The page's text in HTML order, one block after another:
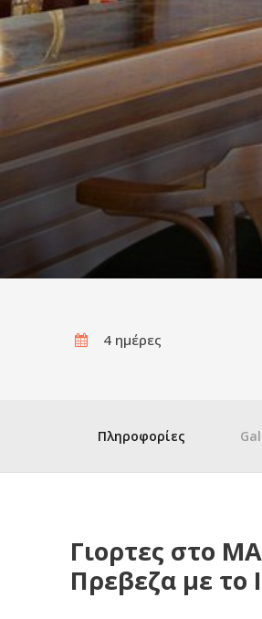
4 ημέρες
Πληροφορίες
Γιορτες στο
Πρεβεζα με το